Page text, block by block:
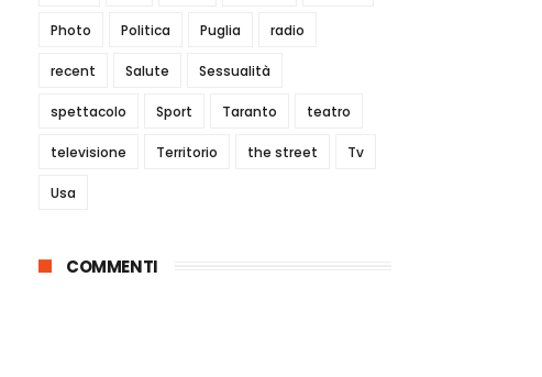
Photo Politica Puglia radio
recent Salute Sessualità
spettacolo Sport Taranto teatro
televisione Territorio the street Tv
Usa
COMMENTI